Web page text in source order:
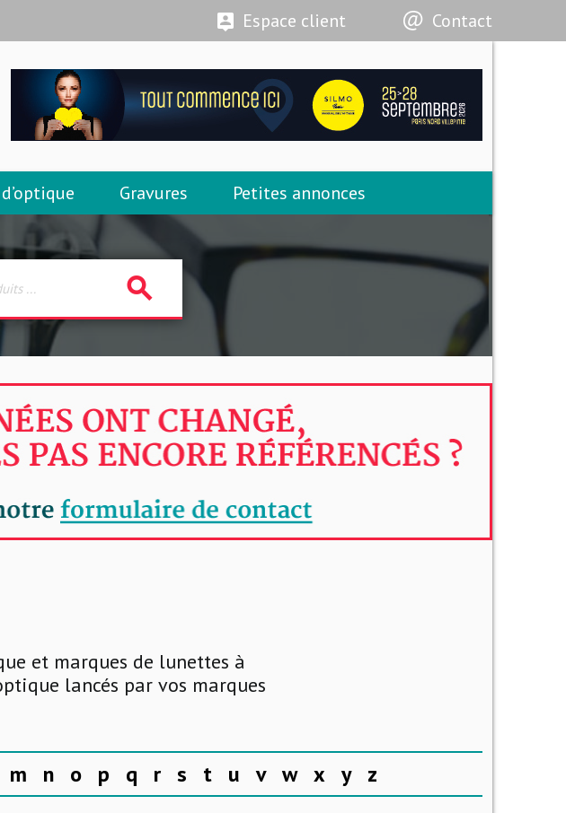
Espace client Contact
Gravures Petites annonces
search
et marques de lunettes à
lancés par vos marques
m n o p q r s t u v w x y z